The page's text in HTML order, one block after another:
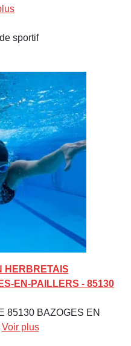
sportif
HERBRETAIS
EN-PAILLERS - 85130
85130 BAZOGES EN
Voir plus